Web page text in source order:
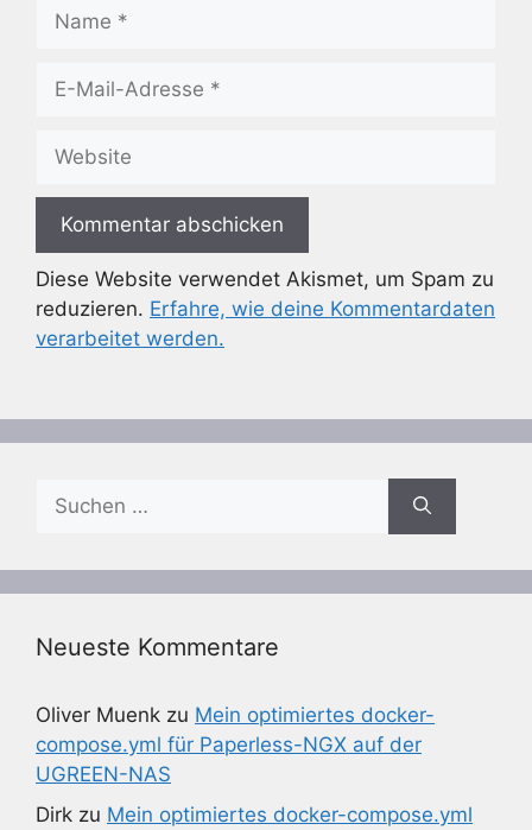
Mail-
Diese Website verwendet Akismet, um Spam zu
reduzieren. Erfahre, wie deine Kommentardaten
verarbeitet werden.
Suchen
nach:
Neueste Kommentare
Oliver Muenk zu Mein optimiertes docker-
compose.yml für Paperless-NGX auf der
UGREEN-NAS
Dirk zu Mein optimiertes docker-compose.yml